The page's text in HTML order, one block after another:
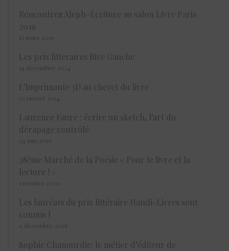
Rencontrez Aleph-Écriture au salon Livre Paris
2019
13 mars 2019
Les prix littéraires Rive Gauche
14 décembre 2024
L’imprimante 3D au chevet du livre
23 janvier 2014
Laurence Faure : écrire un sketch, l’art du
dérapage contrôlé
24 juin 2019
38ème Marché de la Poésie « Pour le livre et la
lecture ! »
1 octobre 2020
Les lauréats du prix littéraire Handi-Livres sont
connus !
9 décembre 2025
Sophie Chanourdie: le métier d’éditeur de